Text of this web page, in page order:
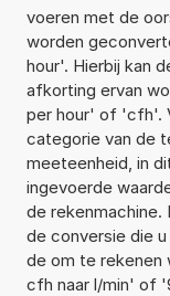
voeren met de
worden
hour'. Hierbij kan
afkorting ervan
per hour' of 'cfh'.
categorie van de
meeteenheid, in
ingevoerde
de rekenmachine.
de conversie die
de om te rekenen
cfh naar l/min' of